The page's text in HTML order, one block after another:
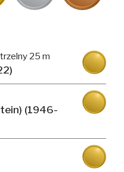
25 m
(1946-